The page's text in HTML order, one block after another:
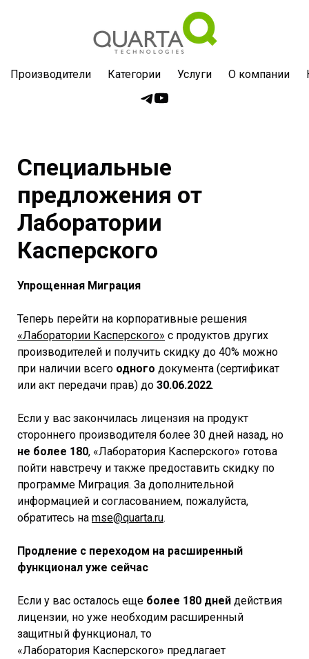
Производители Категории Услуги О компании
Специальные
предложения от
Лаборатории
Касперского
Упрощенная Миграция
Теперь перейти на корпоративные решения
«Лаборатории Касперского» с продуктов других
производителей и получить скидку до 40% можно
при наличии всего одного документа (сертификат
или акт передачи прав) до 30.06.2022.
Если у вас закончилась лицензия на продукт
стороннего производителя более 30 дней назад, но
не более 180, «Лаборатория Касперского» готова
пойти навстречу и также предоставить скидку по
программе Миграция. За дополнительной
информацией и согласованием, пожалуйста,
обратитесь на mse@quarta.ru.
Продление с переходом на расширенный
функционал уже сейчас
Если у ваc осталось еще более 180 дней действия
лицензии, но уже необходим расширенный
защитный функционал, то
«Лаборатория Касперского» предлагает